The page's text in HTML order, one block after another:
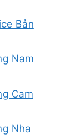
Bản
Nam
Cam
Nha